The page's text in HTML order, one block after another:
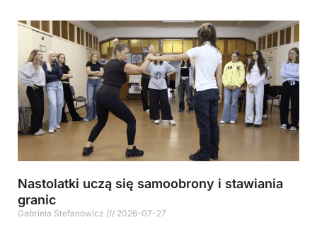
Nastolatki uczą się samoobrony i stawiania
granic
Gabriela Stefanowicz 2026-07-27